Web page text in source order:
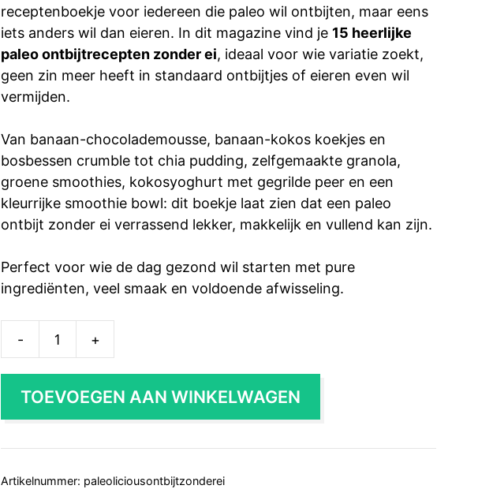
receptenboekje voor iedereen die paleo wil ontbijten, maar eens
iets anders wil dan eieren. In dit magazine vind je 15 heerlijke
paleo ontbijtrecepten zonder ei, ideaal voor wie variatie zoekt,
geen zin meer heeft in standaard ontbijtjes of eieren even wil
vermijden.
Van banaan-chocolademousse, banaan-kokos koekjes en
bosbessen crumble tot chia pudding, zelfgemaakte granola,
groene smoothies, kokosyoghurt met gegrilde peer en een
kleurrijke smoothie bowl: dit boekje laat zien dat een paleo
ontbijt zonder ei verrassend lekker, makkelijk en vullend kan zijn.
Perfect voor wie de dag gezond wil starten met pure
ingrediënten, veel smaak en voldoende afwisseling.
-
Paleolicious
-
Ontbijt
+
TOEVOEGEN AAN WINKELWAGEN
Artikelnummer: paleoliciousontbijtzonderei